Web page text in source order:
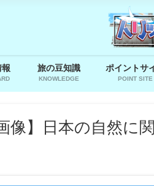
報 旅の豆知識
KNOWLEDGE
ポイントサ
POINT SITE
像】日本の自然に